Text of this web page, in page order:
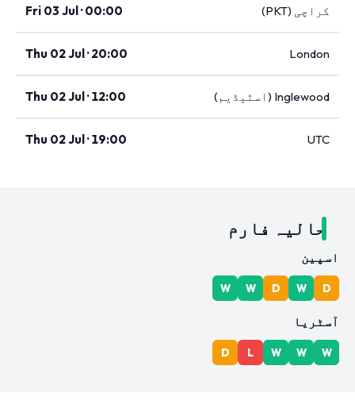
کراچی (PKT) Fri 03 Jul · 00:00
London
Thu 02 Jul · 20:00
Inglewood (اسٹیڈیم) Thu 02 Jul · 12:00
UTC
Thu 02 Jul · 19:00
حالیہ فارم
اسپین
D
W
D
W
W
آسٹریا
W
W
W
L
D